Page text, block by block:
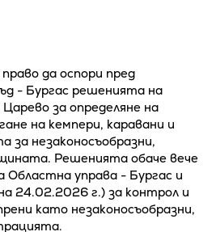
да оспори пред
- Бургас решенията на
за определяне на
на кемпери, каравани и
за незаконосъобразни,
Решенията обаче вече
Областна управа - Бургас и
24.02.2026 г.) за контрол и
като незаконосъобразни,